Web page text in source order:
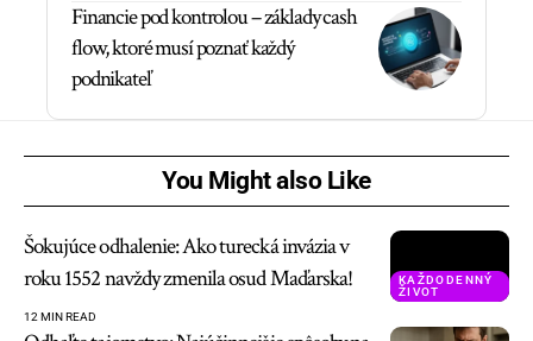
Financie pod kontrolou – základy cash
flow, ktoré musí poznať každý
podnikateľ
You Might also Like
KAŽDODENNÝ
ŽIVOT
Šokujúce odhalenie: Ako turecká invázia v
roku 1552 navždy zmenila osud Maďarska!
12 MIN READ